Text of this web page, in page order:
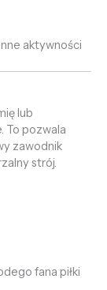
aktywności
lub
To pozwala
zawodnik
strój.
fana piłki